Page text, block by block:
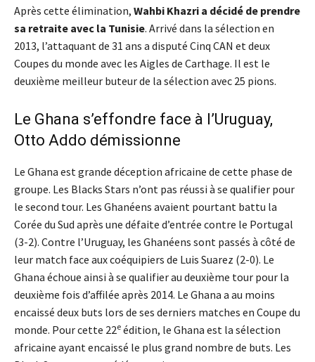
Après cette élimination, Wahbi Khazri a décidé de prendre
sa retraite avec la Tunisie. Arrivé dans la sélection en
2013, l’attaquant de 31 ans a disputé Cinq CAN et deux
Coupes du monde avec les Aigles de Carthage. Il est le
deuxième meilleur buteur de la sélection avec 25 pions.
Le Ghana s’effondre face à l’Uruguay,
Otto Addo démissionne
Le Ghana est grande déception africaine de cette phase de
groupe. Les Blacks Stars n’ont pas réussi à se qualifier pour
le second tour. Les Ghanéens avaient pourtant battu la
Corée du Sud après une défaite d’entrée contre le Portugal
(3-2). Contre l’Uruguay, les Ghanéens sont passés à côté de
leur match face aux coéquipiers de Luis Suarez (2-0). Le
Ghana échoue ainsi à se qualifier au deuxième tour pour la
deuxième fois d’affilée après 2014. Le Ghana a au moins
encaissé deux buts lors de ses derniers matches en Coupe du
monde. Pour cette 22e édition, le Ghana est la sélection
africaine ayant encaissé le plus grand nombre de buts. Les